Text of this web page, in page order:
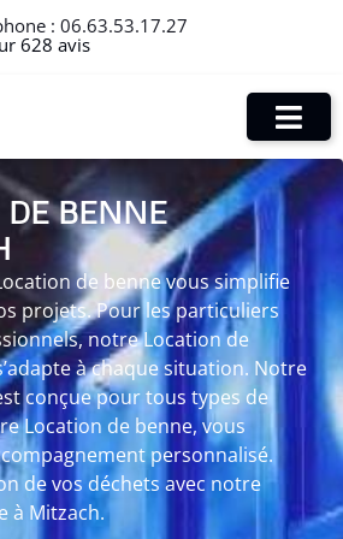
: 06.63.53.17.27
628 avis
BENNE
de benne vous simplifie
projets. Pour les particuliers
notre Location de
à chaque situation. Notre
conçue pour tous types de
Location de benne, vous
personnalisé.
de vos déchets avec notre
à Mitzach.